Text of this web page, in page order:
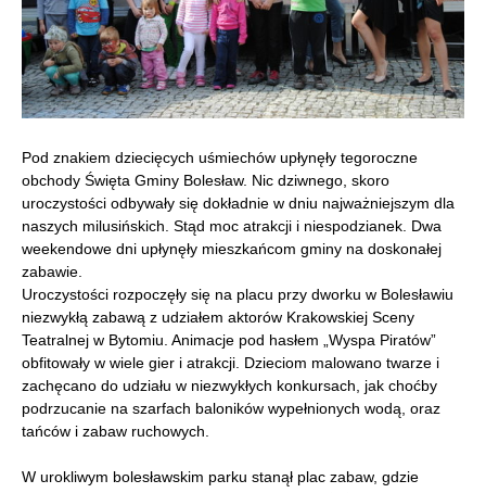
Pod znakiem dziecięcych uśmiechów upłynęły tegoroczne
obchody Święta Gminy Bolesław. Nic dziwnego, skoro
uroczystości odbywały się dokładnie w dniu najważniejszym dla
naszych milusińskich. Stąd moc atrakcji i niespodzianek. Dwa
weekendowe dni upłynęły mieszkańcom gminy na doskonałej
zabawie.
Uroczystości rozpoczęły się na placu przy dworku w Bolesławiu
niezwykłą zabawą z udziałem aktorów Krakowskiej Sceny
Teatralnej w Bytomiu. Animacje pod hasłem „Wyspa Piratów”
obfitowały w wiele gier i atrakcji. Dzieciom malowano twarze i
zachęcano do udziału w niezwykłych konkursach, jak choćby
podrzucanie na szarfach baloników wypełnionych wodą, oraz
tańców i zabaw ruchowych.
W urokliwym bolesławskim parku stanął plac zabaw, gdzie